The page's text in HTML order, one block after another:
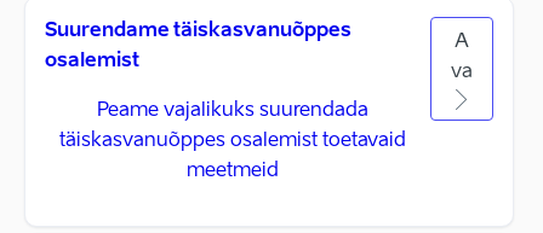
Suurendame täiskasvanuõppes
osalemist
Peame vajalikuks suurendada
täiskasvanuõppes osalemist toetavaid
meetmeid
A
va